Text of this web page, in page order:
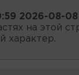
2026-08-08
на этой
характер.